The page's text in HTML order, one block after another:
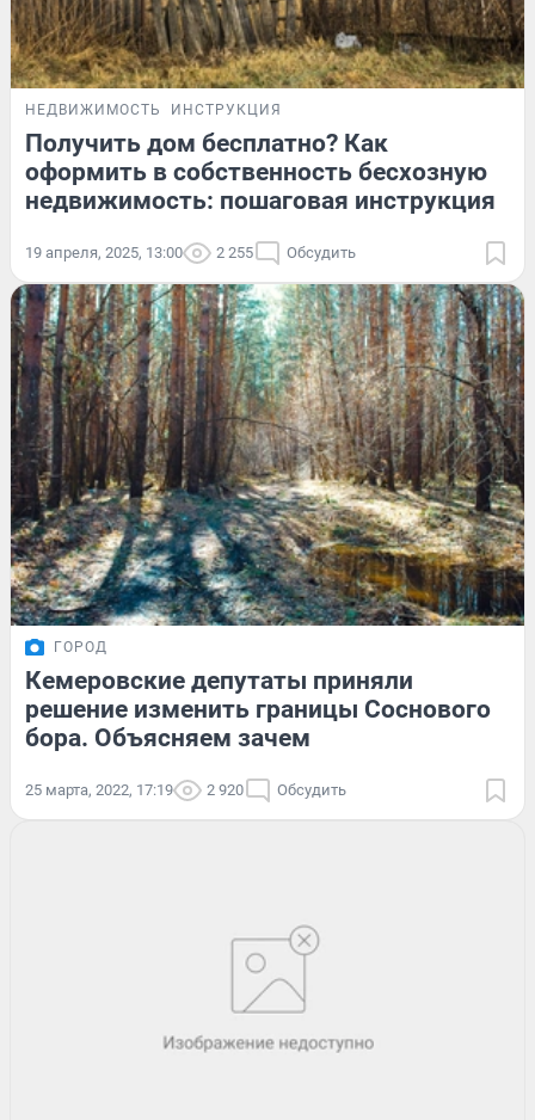
НЕДВИЖИМОСТЬ ИНСТРУКЦИЯ
Получить дом бесплатно? Как
оформить в собственность бесхозную
недвижимость: пошаговая инструкция
19 апреля, 2025, 13:00 2 255 Обсудить
ГОРОД
Кемеровские депутаты приняли
решение изменить границы Соснового
бора. Объясняем зачем
25 марта, 2022, 17:19 2 920 Обсудить